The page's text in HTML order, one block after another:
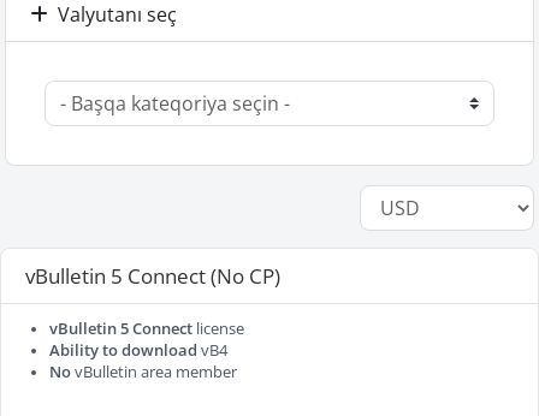
Valyutanı seç
vBulletin 5 Connect (No CP)
vBulletin 5 Connect license
Ability to download vB4
NovBulletin area member